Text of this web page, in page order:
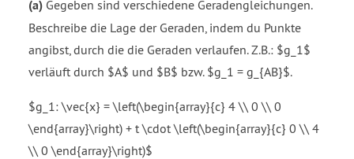
(a) Gegeben sind verschiedene Geradengleichungen.
Beschreibe die Lage der Geraden, indem du Punkte
angibst, durch die die Geraden verlaufen. Z.B.: $g_1$
verläuft durch $A$ und $B$ bzw. $g_1 = g_{AB}$.
$g_1: \vec{x} = \left(\begin{array}{c} 4 \\ 0 \\ 0
\end{array}\right) + t \cdot \left(\begin{array}{c} 0 \\ 4
\\ 0 \end{array}\right)$